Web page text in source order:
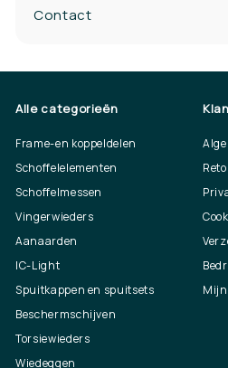
Contact
Alle categorieën
Frame-en koppeldelen
Schoffelelementen
Schoffelmessen
Vingerwieders
Aanaarden
IC-Light
Spuitkappen en spuitsets
Beschermschijven
Torsiewieders
Wiedeggen